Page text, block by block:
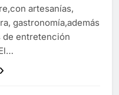
artesanías,
gastronomía,además
de entretención